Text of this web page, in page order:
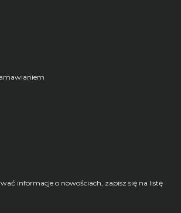
informacje o nowościach, zapisz się na listę